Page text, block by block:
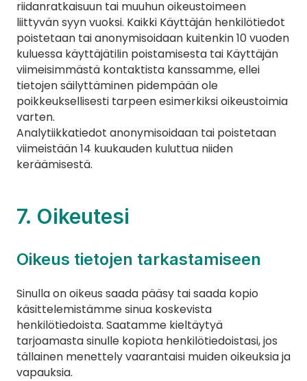
riidanratkaisuun tai muuhun oikeustoimeen
liittyvän syyn vuoksi. Kaikki Käyttäjän henkilötiedot
poistetaan tai anonymisoidaan kuitenkin 10 vuoden
kuluessa käyttäjätilin poistamisesta tai Käyttäjän
viimeisimmästä kontaktista kanssamme, ellei
tietojen säilyttäminen pidempään ole
poikkeuksellisesti tarpeen esimerkiksi oikeustoimia
varten.
Analytiikkatiedot anonymisoidaan tai poistetaan
viimeistään 14 kuukauden kuluttua niiden
keräämisestä.
7. Oikeutesi
Oikeus tietojen tarkastamiseen
Sinulla on oikeus saada pääsy tai saada kopio
käsittelemistämme sinua koskevista
henkilötiedoista. Saatamme kieltäytyä
tarjoamasta sinulle kopiota henkilötiedoistasi, jos
tällainen menettely vaarantaisi muiden oikeuksia ja
vapauksia.